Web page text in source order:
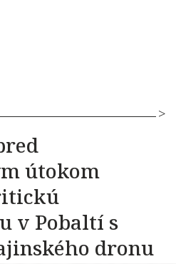
útokom
v Pobaltí s
dronu